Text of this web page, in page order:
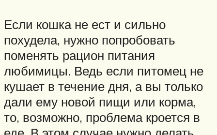
Если кошка не ест и сильно
похудела, нужно попробовать
поменять рацион питания
любимицы. Ведь если питомец не
кушает в течение дня, а вы только
дали ему новой пищи или корма,
то, возможно, проблема кроется в